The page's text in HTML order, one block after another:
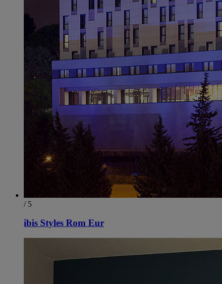
/ 5
ibis Styles Rom Eur